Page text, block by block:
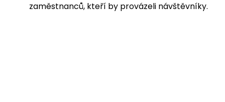
zaměstnanců, kteří by provázeli návštěvníky.